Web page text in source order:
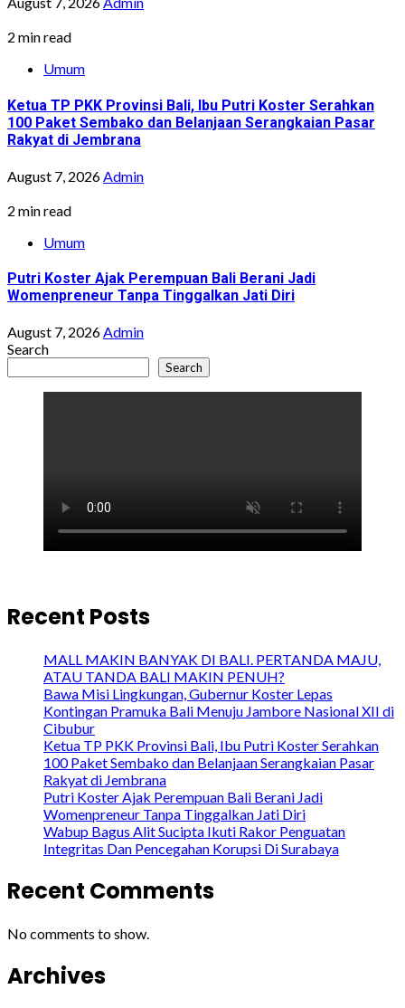
2 min read
Umum
Ketua TP PKK Provinsi Bali, Ibu Putri Koster Serahkan
100 Paket Sembako dan Belanjaan Serangkaian Pasar
Rakyat di Jembrana
August 7, 2026Admin
2 min read
Umum
Putri Koster Ajak Perempuan Bali Berani Jadi
Womenpreneur Tanpa Tinggalkan Jati Diri
August 7, 2026Admin
Search
Search
Recent Posts
MALL MAKIN BANYAK DI BALI. PERTANDA MAJU,
ATAU TANDA BALI MAKIN PENUH?
Bawa Misi Lingkungan, Gubernur Koster Lepas
Kontingan Pramuka Bali Menuju Jambore Nasional XII di
Cibubur
Ketua TP PKK Provinsi Bali, Ibu Putri Koster Serahkan
100 Paket Sembako dan Belanjaan Serangkaian Pasar
Rakyat di Jembrana
Putri Koster Ajak Perempuan Bali Berani Jadi
Womenpreneur Tanpa Tinggalkan Jati Diri
Wabup Bagus Alit Sucipta Ikuti Rakor Penguatan
Integritas Dan Pencegahan Korupsi Di Surabaya
Recent Comments
No comments to show.
Archives